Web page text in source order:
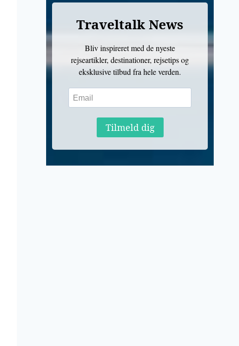
Traveltalk News
Bliv inspireret med de nyeste
rejseartikler, destinationer, rejsetips og
eksklusive tilbud fra hele verden.
Tilmeld dig